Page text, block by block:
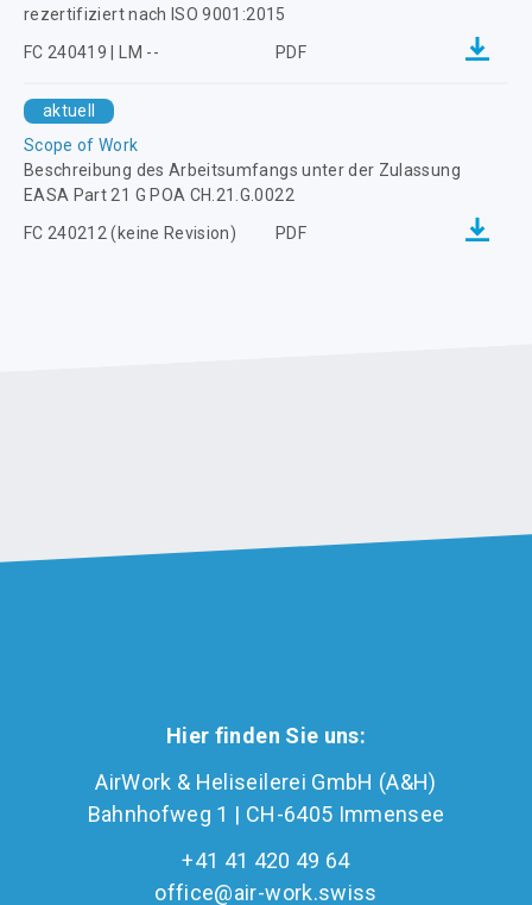
rezertifiziert nach ISO 9001:2015
FC 240419 | LM --
PDF
aktuell
Scope of Work
Beschreibung des Arbeitsumfangs unter der Zulassung
EASA Part 21 G POA CH.21.G.0022
FC 240212 (keine Revision)
PDF
Hier finden Sie uns:
AirWork & Heliseilerei GmbH (A&H)
Bahnhofweg 1 | CH-6405 Immensee
+41 41 420 49 64
office@air-work.swiss